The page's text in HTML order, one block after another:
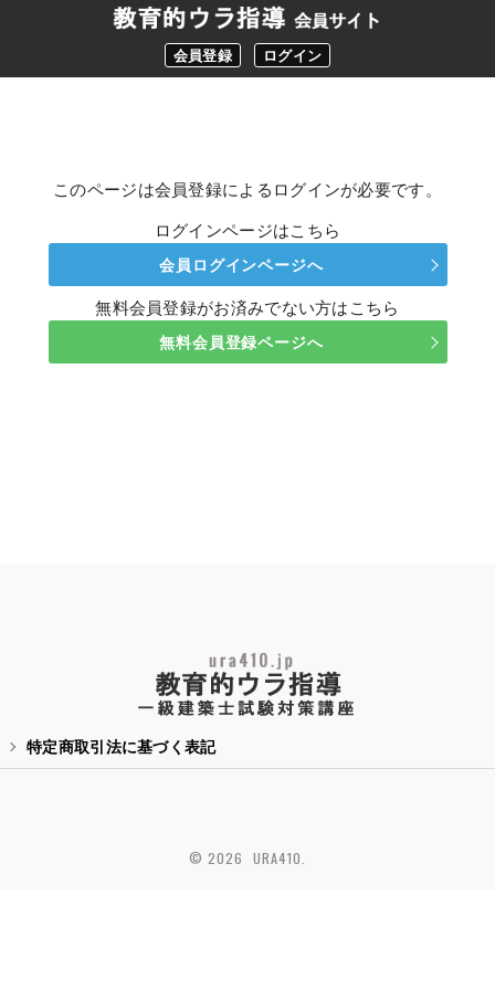
会員登録 ログイン
このページは会員登録によるログインが必要です。
ログインページはこちら
会員ログインページへ
無料会員登録がお済みでない方はこちら
無料会員登録ページへ
特定商取引法に基づく表記
© 2026 URA410.